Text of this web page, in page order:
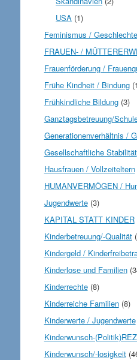
USA (1)
Feminismus /
FRAUEN- /
Frauenförderung /
Frühe Kindheit / Bindung
Frühkindliche Bildung(3)
Ganztagsbetreuung/
Generationenverhältnis /
Gesellschaftliche Stabilität
Hausfrauen / Vollzeiteltern
HUMANVERMÖGEN /
Jugendwerte(3)
KAPITAL STATT KINDER
Kinderbetreuung/-Qualität
Kindergeld /
Kinderlose und Familien
Kinderrechte(8)
Kinderreiche Familien(8)
Kinderwerte / Jugendwerte
Kinderwunsch-
Kinderwunsch/-losigkeit